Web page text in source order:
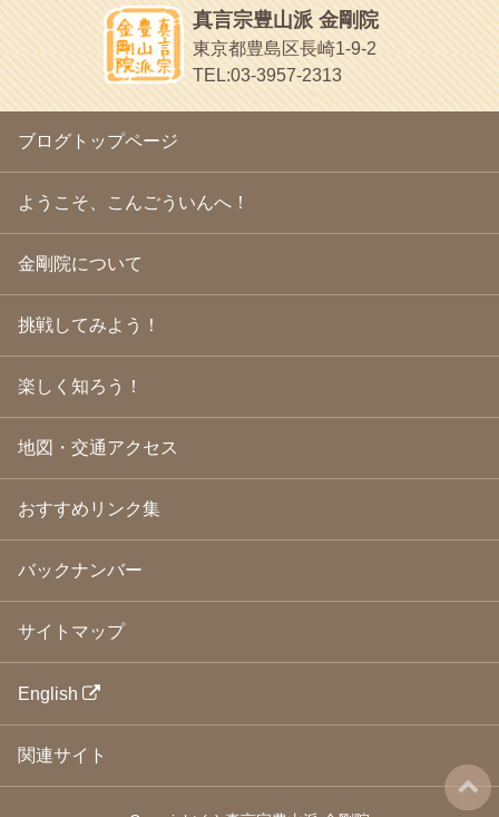
2010年5月(22)
2010年4月(25)
2010年3月
(22)
2010年2月(23)
2010年1月(23)
(18)
2009年11月
(20)
2009年10月(20)
2009年9月 (20)
2009年6月(22)
2009年5月(20)
2009年4月
(24)
2009年3月(21)
2009年2月(19)
2009年1月(25)
2008年10月
(31)
2008年9月(24)
2008年8月(24)
2008年5月(21)
(24)
2008年2月 (21)
2008年1月(23)
2007年12月
2007年9月
2007年8月(26)
放言じゃなくて和尚さんの名前だよ
面白いサイトみつけたよ。
ヘェ～という感じ
chocolab.Air♪DIALY
ラブラドールのワンちゃんがかわいいよ
真言宗豊山派 金剛院
東京都豊島区長崎1-9-2
TEL:03-3957-2313
ブログトップページ
ようこそ、こんごういんへ！
金剛院について
挑戦してみよう！
楽しく知ろう！
地図・交通アクセス
おすすめリンク集
バックナンバー
サイトマップ
English
関連サイト